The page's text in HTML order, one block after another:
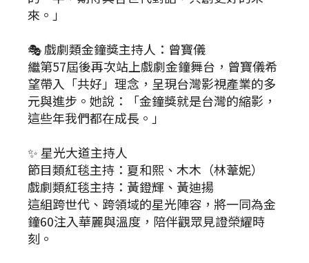
來。」
🎭 戲劇類金鐘獎主持人：曾寶儀
繼第57屆後再次站上戲劇金鐘舞台，曾寶儀希
望帶入「共好」理念，呈現台灣影視產業的多
元與進步。她說：「金鐘獎就是台灣的縮影，
這些年我們都在成長。」
✨ 星光大道主持人
節目類紅毯主持：夏和熙、木木（林葦妮）
戲劇類紅毯主持：黃鐙輝、黃迪揚
這組跨世代、跨領域的星光陣容，將一同為金
鐘60注入華麗與溫度，陪伴觀眾見證榮耀時
刻。